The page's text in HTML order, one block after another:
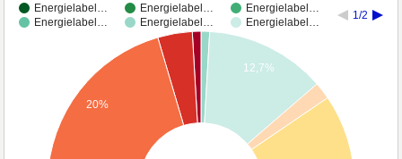
Energielabel… Energielabel…
Energielabel…
Energielabel…
Energielabel… Energielabel…
1/2
12,7%
20%